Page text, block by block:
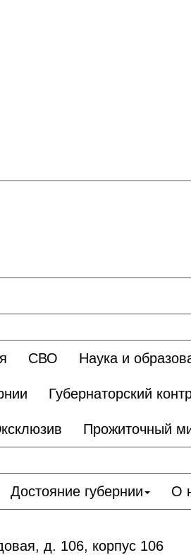
СВО Наука и
Губернаторский
Прожиточный
Достояние губернии О
д. 106, корпус 106